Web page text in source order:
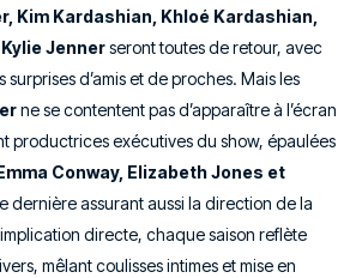
Kim Kardashian, Khloé Kardashian,
Jennerseront toutes de retour, avec
d’amis et de proches. Mais les
ne se contentent pas d’apparaître à l’écran
productrices exécutives du show, épaulées
Conway, Elizabeth Jones et
dernière assurant aussi la direction de la
directe, chaque saison reflète
mêlant coulisses intimes et mise en